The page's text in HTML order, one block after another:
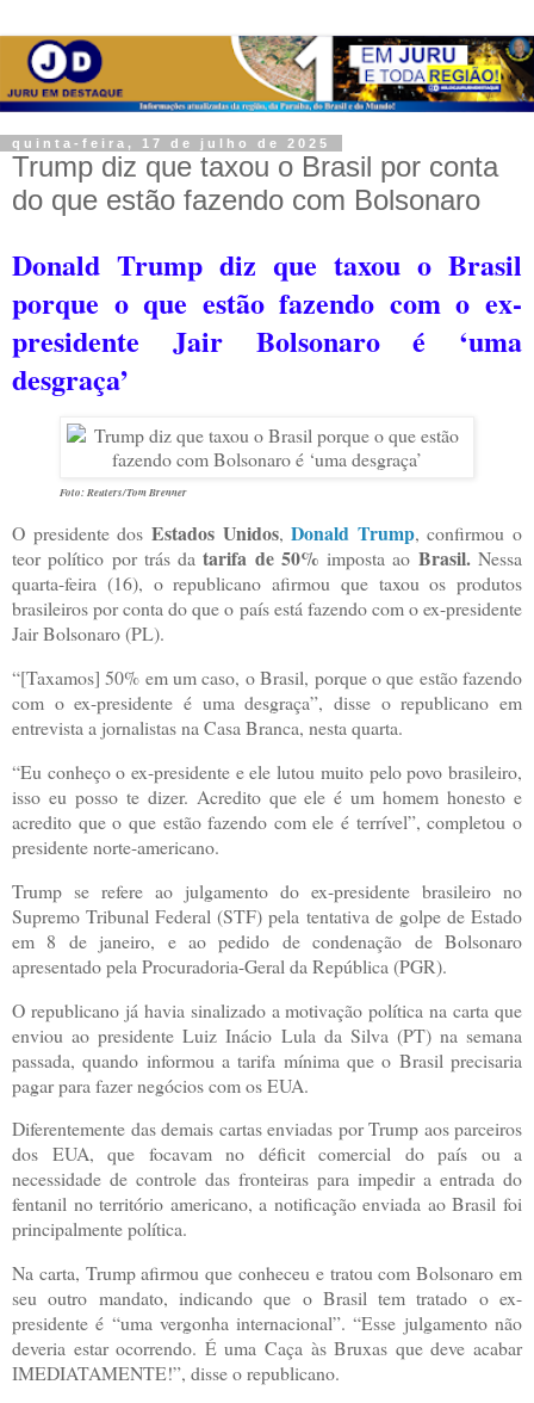
quinta-feira, 17 de julho de 2025
Trump diz que taxou o Brasil por conta
do que estão fazendo com Bolsonaro
Donald Trump diz que taxou o Brasil
porque o que estão fazendo com o ex-
presidente Jair Bolsonaro é ‘uma
desgraça’
Foto: Reuters/Tom Brenner
O presidente dos Estados Unidos,Donald Trump, confirmou o
teor político por trás datarifa de 50% imposta ao Brasil.Nessa
quarta-feira (16), o republicano afirmou que taxou os produtos
brasileiros por conta do que o país está fazendo com o ex-presidente
Jair Bolsonaro (PL).
“[Taxamos] 50% em um caso, o Brasil, porque o que estão fazendo
com o ex-presidente é uma desgraça”, disse o republicano em
entrevista a jornalistas na Casa Branca, nesta quarta.
“Eu conheço o ex-presidente e ele lutou muito pelo povo brasileiro,
isso eu posso te dizer. Acredito que ele é um homem honesto e
acredito que o que estão fazendo com ele é terrível”, completou o
presidente norte-americano.
Trump se refere ao julgamento do ex-presidente brasileiro no
Supremo Tribunal Federal (STF) pela tentativa de golpe de Estado
em 8 de janeiro, e ao pedido de condenação de Bolsonaro
apresentado pela Procuradoria-Geral da República (PGR).
O republicano já havia sinalizado a motivação política na carta que
enviou ao presidente Luiz Inácio Lula da Silva (PT) na semana
passada, quando informou a tarifa mínima que o Brasil precisaria
pagar para fazer negócios com os EUA.
Diferentemente das demais cartas enviadas por Trump aos parceiros
dos EUA, que focavam no déficit comercial do país ou a
necessidade de controle das fronteiras para impedir a entrada do
fentanil no território americano, a notificação enviada ao Brasil foi
principalmente política.
Na carta, Trump afirmou que conheceu e tratou com Bolsonaro em
seu outro mandato, indicando que o Brasil tem tratado o ex-
presidente é “uma vergonha internacional”. “Esse julgamento não
deveria estar ocorrendo. É uma Caça às Bruxas que deve acabar
IMEDIATAMENTE!”, disse o republicano.